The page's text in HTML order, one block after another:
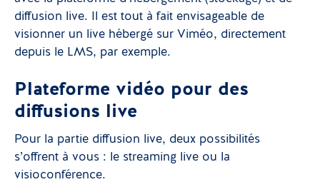
diffusion live. Il est tout à fait envisageable de
visionner un live hébergé sur Viméo, directement
depuis le LMS, par exemple.
Plateforme vidéo pour des
diffusions live
Pour la partie diffusion live, deux possibilités
s’offrent à vous : le streaming live ou la
visioconférence.